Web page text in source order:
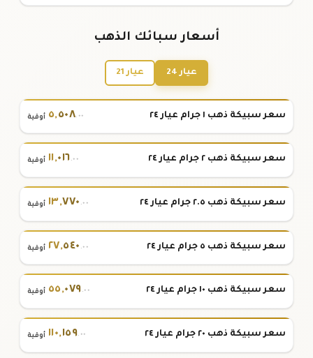
أسعار سبائك الذهب
عيار 24 عيار 21
سعر سبيكة ذهب ١ جرام عيار ٢٤ ٥,٥٠٨.٠٠ أوقية
سعر سبيكة ذهب ٢ جرام عيار ٢٤ ١١,٠١٦.٠٠ أوقية
سعر سبيكة ذهب ٢.٥ جرام عيار ٢٤ ١٣,٧٧٠ .٠٠ أوقية
سعر سبيكة ذهب ٥ جرام عيار ٢٤ ٢٧,٥٤٠ .٠٠ أوقية
سعر سبيكة ذهب ١٠ جرام عيار ٢٤ ٥٥,٠٧٩.٠٠ أوقية
سعر سبيكة ذهب ٢٠ جرام عيار ٢٤ ١١٠,١٥٩.٠٠ أوقية